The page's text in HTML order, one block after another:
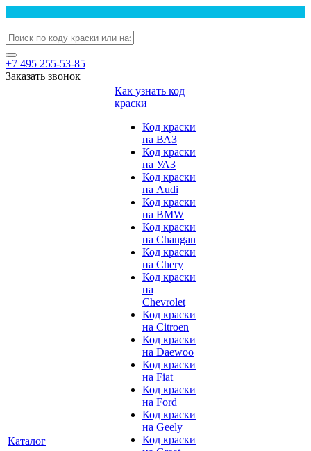
+7 495 255-53-85
Заказать звонок
Каталог
Как узнать код
краски
Код краски
на ВАЗ
Код краски
на УАЗ
Код краски
на Audi
Код краски
на BMW
Код краски
на Changan
Код краски
на Chery
Код краски
на
Chevrolet
Код краски
на Citroen
Код краски
на Daewoo
Код краски
на Fiat
Код краски
на Ford
Код краски
на Geely
Код краски